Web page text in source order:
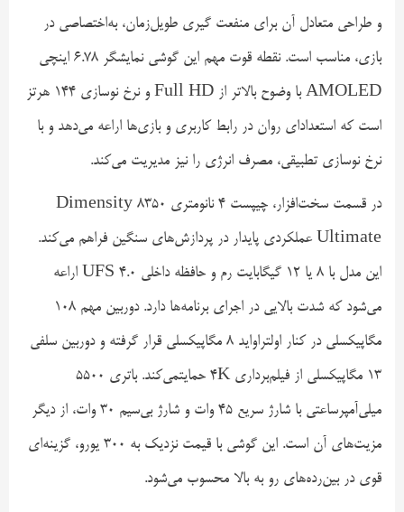
و طراحی متعادل آن برای منفعت گیری طویل‌زمان، به‌اختصاصی در
بازی، مناسب است. نقطه قوت مهم این گوشی نمایشگر ۶.۷۸ اینچی
AMOLED با وضوح بالاتر از Full HD و نرخ نوسازی ۱۴۴ هرتز
است که استعداد‌ای روان در رابط کاربری و بازی‌ها اراعه می‌دهد و با
نرخ نوسازی تطبیقی، مصرف انرژی را نیز مدیریت می‌کند.
در قسمت سخت‌افزار، چیپست ۴ نانومتری Dimensity 8350
Ultimate عملکردی پایدار در پردازش‌های سنگین فراهم می‌کند.
این مدل با ۸ یا ۱۲ گیگابایت رم و حافظه داخلی UFS 4.0 اراعه
می‌شود که شدت بالایی در اجرای برنامه‌ها دارد. دوربین مهم ۱۰۸
مگاپیکسلی در کنار اولتراواید ۸ مگاپیکسلی قرار گرفته و دوربین سلفی
۱۳ مگاپیکسلی از فیلم‌برداری 4K حمایتمی‌کند. باتری ۵۵۰۰
میلی‌آمپرساعتی با شارژ سریع ۴۵ وات و شارژ بی‌سیم ۳۰ وات، از دیگر
مزیت‌های آن است. این گوشی با قیمت نزدیک به ۳۰۰ یورو، گزینه‌ای
قوی در بین‌رده‌های رو به بالا محسوب می‌شود.